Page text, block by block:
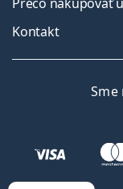
Kontakt
Sme